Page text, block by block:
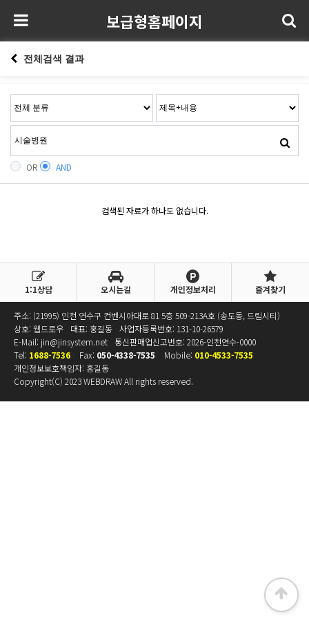
보급형홈페이지
전체검색 결과
OR AND
검색된 자료가 하나도 없습니다.
1:1상담 오시는길 개인정보처리 즐겨찾기
주소: (21995) 인천 연수구 컨벤시아대로 81 5층 509-213A호 (송도동, 드림시티)
상호: 웹드로우
대표: 홍길동 사업자등록번호: 131-10-26579
E-Mail: jin@jinsystem.net 통신판매업신고번호: 2026-인천연수-0000
Tel: 1688-7536 Fax: 050-4338-7535 Mobile: 010-4533-7535
개인정보보호책임자: 홍길동
Copyright(C) 2023WEBDRAWAll rights reserved.